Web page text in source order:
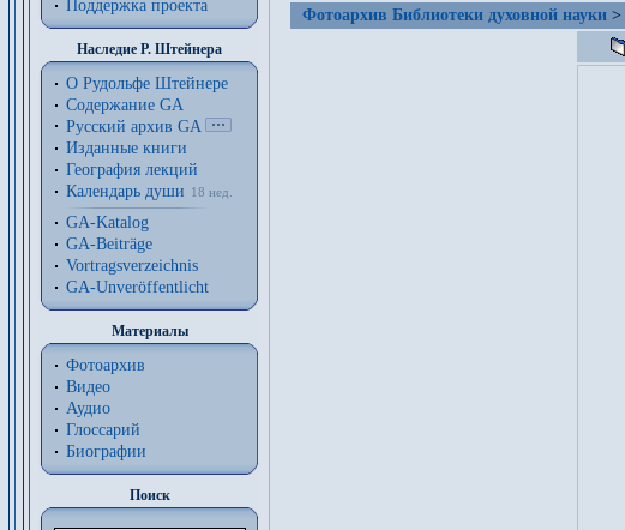
Поддержка проекта
Наследие Р. Штейнера
О Рудольфе Штейнере
Содержание GA
Русский архив GA
Изданные книги
География лекций
Календарь души
18 нед.
GA-Katalog
GA-Beiträge
Vortragsverzeichnis
GA-Unveröffentlicht
Материалы
Фотоархив
Видео
Аудио
Глоссарий
Биографии
Поиск
Фотоархив Библиотеки духовной науки >